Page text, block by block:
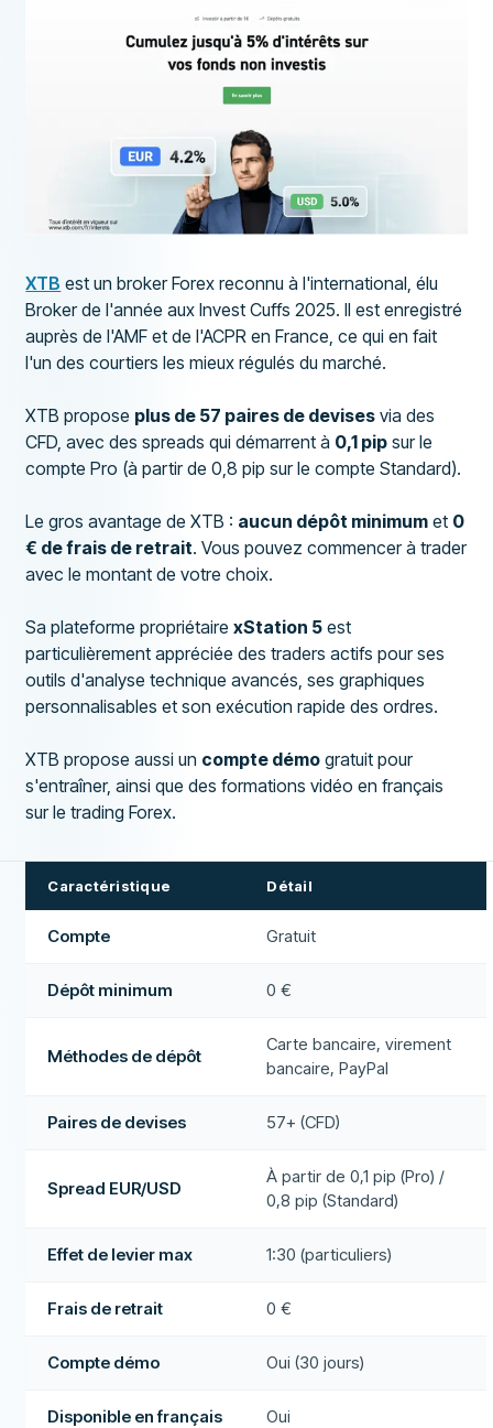
XTB est un broker Forex reconnu à l'international, élu
Broker de l'année aux Invest Cuffs 2025. Il est enregistré
auprès de l'AMF et de l'ACPR en France, ce qui en fait
l'un des courtiers les mieux régulés du marché.
XTB propose plus de 57 paires de devises via des
CFD, avec des spreads qui démarrent à 0,1 pip sur le
compte Pro (à partir de 0,8 pip sur le compte Standard).
Le gros avantage de XTB : aucun dépôt minimum et 0
€ de frais de retrait. Vous pouvez commencer à trader
avec le montant de votre choix.
Sa plateforme propriétairexStation 5 est
particulièrement appréciée des traders actifs pour ses
outils d'analyse technique avancés, ses graphiques
personnalisables et son exécution rapide des ordres.
XTB propose aussi un compte démo gratuit pour
s'entraîner, ainsi que des formations vidéo en français
sur le trading Forex.
Caractéristique Détail
Compte Gratuit
Dépôt minimum 0 €
Méthodes de dépôt
Carte bancaire, virement
bancaire, PayPal
Paires de devises 57+ (CFD)
Spread EUR/USD
À partir de 0,1 pip (Pro) /
0,8 pip (Standard)
Effet de levier max 1:30 (particuliers)
Frais de retrait 0 €
Compte démo Oui (30 jours)
Disponible en français Oui